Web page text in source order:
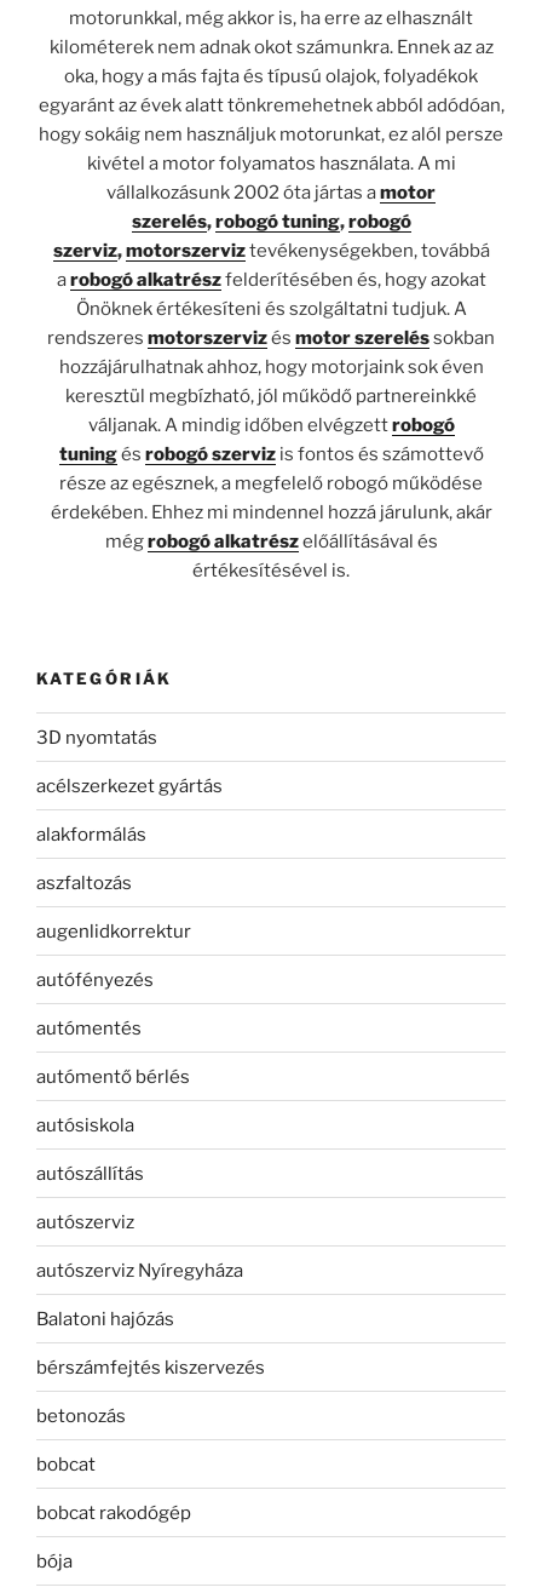
motorunkkal, még akkor is, ha erre az elhasznált
kilométerek nem adnak okot számunkra. Ennek az az
oka, hogy a más fajta és típusú olajok, folyadékok
egyaránt az évek alatt tönkremehetnek abból adódóan,
hogy sokáig nem használjuk motorunkat, ez alól persze
kivétel a motor folyamatos használata. A mi
vállalkozásunk 2002 óta jártas amotor
szerelés,robogó tuning,robogó
szerviz,motorszerviztevékenységekben, továbbá
arobogó alkatrészfelderítésében és, hogy azokat
Önöknek értékesíteni és szolgáltatni tudjuk. A
rendszeres motorszervizés motor szereléssokban
hozzájárulhatnak ahhoz, hogy motorjaink sok éven
keresztül megbízható, jól működő partnereinkké
váljanak. A mindig időben elvégzettrobogó
tuningés robogó szervizis fontos és számottevő
része az egésznek, a megfelelő robogó működése
érdekében. Ehhez mi mindennel hozzá járulunk, akár
mégrobogó alkatrészelőállításával és
értékesítésével is.
KATEGÓRIÁK
3D nyomtatás
acélszerkezet gyártás
alakformálás
aszfaltozás
augenlidkorrektur
autófényezés
autómentés
autómentő bérlés
autósiskola
autószállítás
autószerviz
autószerviz Nyíregyháza
Balatoni hajózás
bérszámfejtés kiszervezés
betonozás
bobcat
bobcat rakodógép
bója